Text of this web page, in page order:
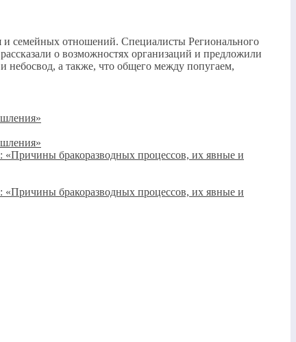
и семейных отношений. Специалисты Регионального
о возможностях организаций и предложили
а также, что общего между попугаем,
«Причины бракоразводных процессов, их явные и
«Причины бракоразводных процессов, их явные и